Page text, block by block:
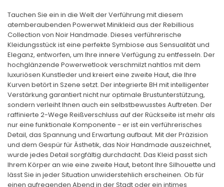
Tauchen Sie ein in die Welt der Verführung mit diesem
atemberaubenden Powerwet Minikleid aus der Rebillious
Collection von Noir Handmade. Dieses verführerische
Kleidungsstück ist eine perfekte Symbiose aus Sensualität und
Eleganz, entworfen, um Ihre innere Verfügung zu entfesseln. Der
hochglänzende Powerwetlook verschmilzt nahtlos mit dem
luxuriösen Kunstleder und kreiert eine zweite Haut, die Ihre
Kurven betört in Szene setzt. Der integrierte BH mit intelligenter
Verstärkung garantiert nicht nur optimale Brustunterstützung,
sondern verleiht Ihnen auch ein selbstbewusstes Auftreten. Der
raffinierte 2-Wege Reißverschluss auf der Rückseite ist mehr als
nur eine funktionale Komponente - er ist ein verführerisches
Detail, das Spannung und Erwartung aufbaut. Mit der Präzision
und dem Gespür für Ästhetik, das Noir Handmade auszeichnet,
wurde jedes Detail sorgfältig durchdacht. Das Kleid passt sich
Ihrem Körper an wie eine zweite Haut, betont Ihre Silhouette und
lässt Sie in jeder Situation unwiderstehlich erscheinen. Ob für
einen aufregenden Abend in der Stadt oder ein intimes